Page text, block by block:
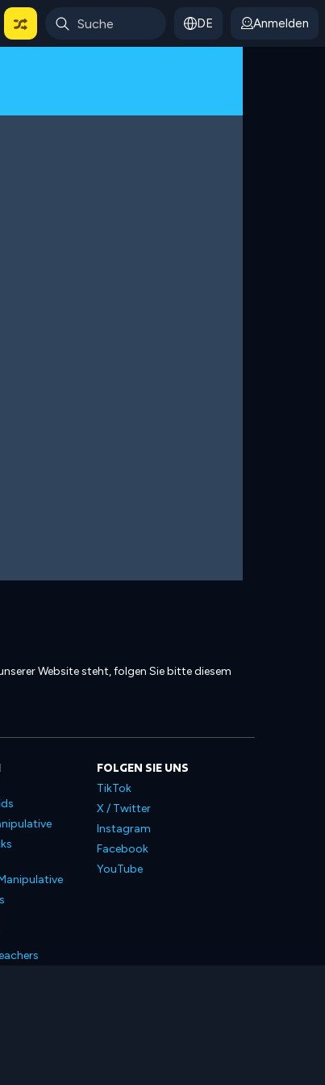
DE Anmelden
Website steht, folgen Sie bitte diesem
FOLGEN SIE UNS
TikTok
X / Twitter
Instagram
Facebook
YouTube